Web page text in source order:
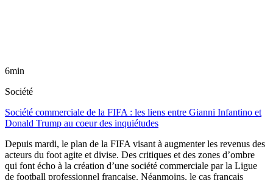
6min
Société
Société commerciale de la FIFA : les liens entre Gianni Infantino et
Donald Trump au coeur des inquiétudes
Depuis mardi, le plan de la FIFA visant à augmenter les revenus des
acteurs du foot agite et divise. Des critiques et des zones d’ombre
qui font écho à la création d’une société commerciale par la Ligue
de football professionnel française. Néanmoins, le cas français